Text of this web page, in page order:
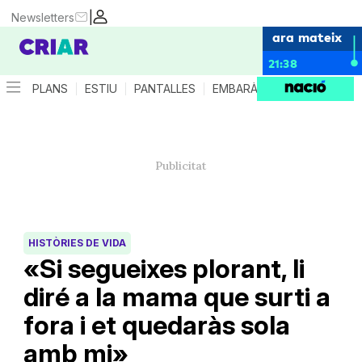
|
Newsletters
ara mateix
21:38
PLANS ESTIU PANTALLES EMBARÀS CRIANÇA
«Si segueixes plorant, li
diré a la mama que surti a
fora i et quedaràs sola
amb mi»
HISTÒRIES DE VIDA